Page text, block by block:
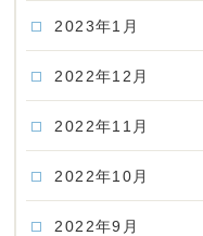
2023年1月
2022年12月
2022年11月
2022年10月
2022年9月